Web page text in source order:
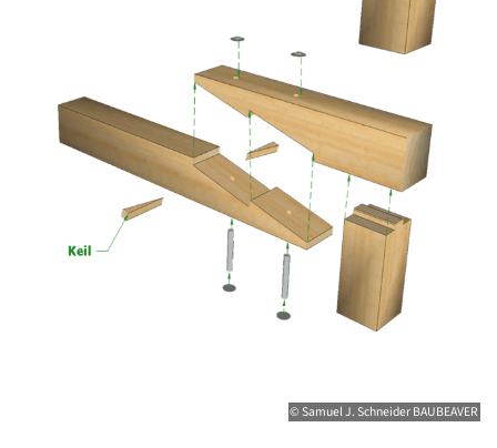
© Samuel J. Schneider BAUBEAVER